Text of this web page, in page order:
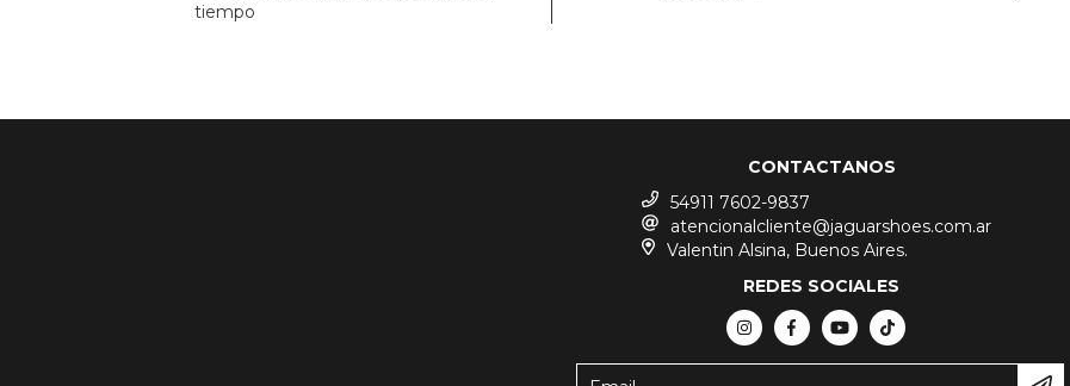
tiempo
CONTACTANOS
54911 7602-9837
atencionalcliente@jaguarshoes.com.ar
Valentin Alsina, Buenos Aires.
REDES SOCIALES